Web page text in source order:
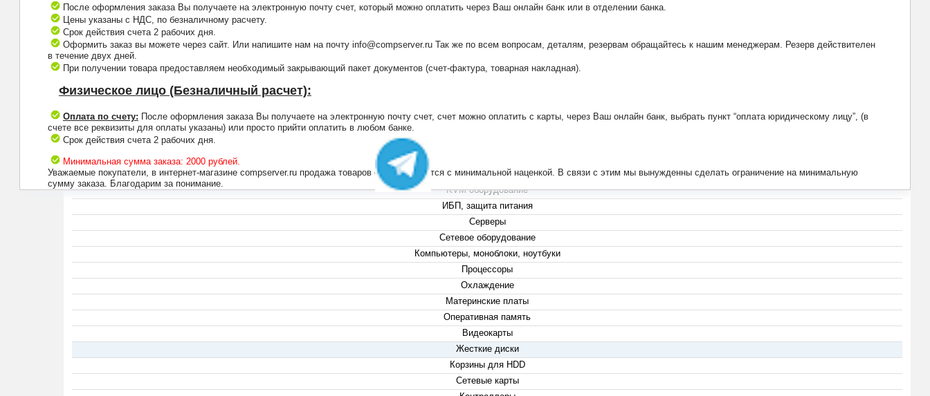
После оформления заказа Вы получаете на электронную почту счет, который можно оплатить через Ваш онлайн банк или в отделении банка.
Цены указаны с НДС, по безналичному расчету.
Срок действия счета 2 рабочих дня.
Оформить заказ вы можете через сайт. Или напишите нам на почту info@compserver.ru Так же по всем вопросам, деталям, резервам обращайтесь к нашим менеджерам. Резерв действителен
в течение двух дней.
При получении товара предоставляем необходимый закрывающий пакет документов (счет-фактура, товарная накладная).
Физическое лицо (Безналичный расчет):
Оплата по счету: После оформления заказа Вы получаете на электронную почту счет, счет можно оплатить с карты, через Ваш онлайн банк, выбрать пункт “оплата юридическому лицу”, (в
счете все реквизиты для оплаты указаны) или просто прийти оплатить в любом банке.
Срок действия счета 2 рабочих дня.
Минимальная сумма заказа: 2000 рублей.
Уважаемые покупатели, в интернет-магазине compserver.ru продажа товаров осуществляется с минимальной наценкой. В связи с этим мы вынужденны сделать ограничение на минимальную
сумму заказа. Благодарим за понимание.
+7 (495) 223-13-47
KVM оборудование
ИБП, защита питания
Серверы
Сетевое оборудование
Компьютеры, моноблоки, ноутбуки
Процессоры
Охлаждение
Материнские платы
Оперативная память
Видеокарты
Жесткие диски
Корзины для HDD
Сетевые карты